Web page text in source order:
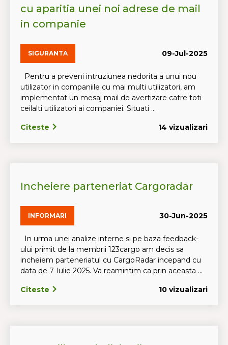
cu aparitia unei noi adrese de mail
in companie
SIGURANTA 09-Jul-2025
Pentru a preveni intruziunea nedorita a unui nou
utilizator in companiile cu mai multi utilizatori, am
implementat un mesaj mail de avertizare catre toti
ceilalti utilizatori ai companiei. Situati ...
Citeste 14 vizualizari
Incheiere parteneriat Cargoradar
INFORMARI 30-Jun-2025
In urma unei analize interne si pe baza feedback-
ului primit de la membrii 123cargo am decis sa
incheiem parteneriatul cu CargoRadar incepand cu
data de 7 Iulie 2025. Va reamintim ca prin aceasta ...
Citeste 10 vizualizari